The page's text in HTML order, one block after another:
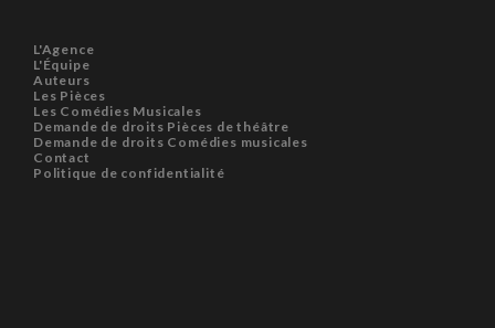
L'Agence
L'Équipe
Auteurs
Les Pièces
Les Comédies Musicales
Demande de droits Pièces de théâtre
Demande de droits Comédies musicales
Contact
Politique de confidentialité